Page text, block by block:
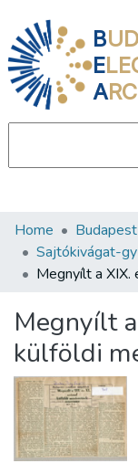
B
E
A
Communities &
All of DSpace
About us
Home
Sajtókivágat-
Megnyílt
külföldi